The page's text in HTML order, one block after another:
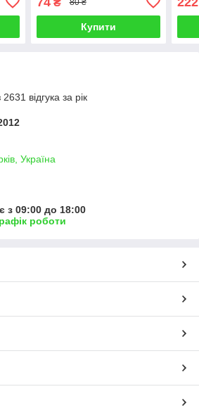
та двома типами
з'єднання (на
80 ₴
Купити
відгука за рік
Україна
з 09:00 до 18:00
роботи